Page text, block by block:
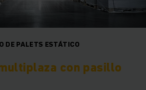
DE PALETS ESTÁTICO
con pasillo